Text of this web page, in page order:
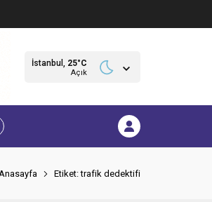
İstanbul, 25°C
Açık
Anasayfa Etiket: trafik dedektifi